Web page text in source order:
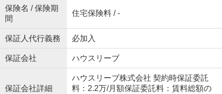
保険名 / 保険期
間
住宅保険料 / -
保証人代行義務 必加入
保証会社 ハウスリーブ
保証会社詳細
ハウスリーブ株式会社 契約時保証委託
料：2.2万/月額保証委託料：賃料総額の